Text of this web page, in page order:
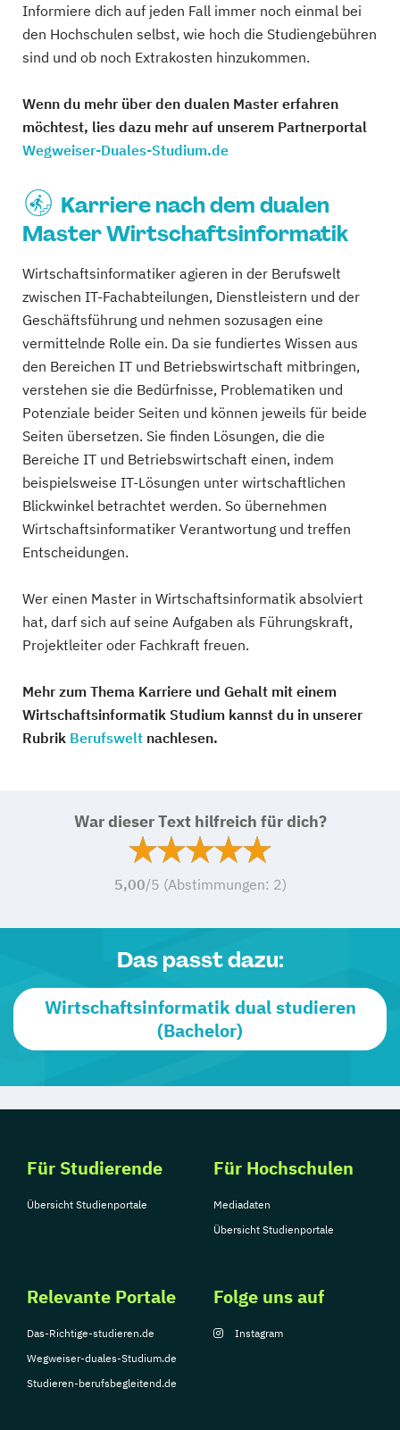
Informiere dich auf jeden Fall immer noch einmal bei
den Hochschulen selbst, wie hoch die Studiengebühren
sind und ob noch Extrakosten hinzukommen.
Wenn du mehr über den dualen Master erfahren
möchtest, lies dazu mehr auf unserem Partnerportal
Wegweiser-Duales-Studium.de
Karriere nach dem dualen
Master Wirtschaftsinformatik
Wirtschaftsinformatiker agieren in der Berufswelt
zwischen IT-Fachabteilungen, Dienstleistern und der
Geschäftsführung und nehmen sozusagen eine
vermittelnde Rolle ein. Da sie fundiertes Wissen aus
den Bereichen IT und Betriebswirtschaft mitbringen,
verstehen sie die Bedürfnisse, Problematiken und
Potenziale beider Seiten und können jeweils für beide
Seiten übersetzen. Sie finden Lösungen, die die
Bereiche IT und Betriebswirtschaft einen, indem
beispielsweise IT-Lösungen unter wirtschaftlichen
Blickwinkel betrachtet werden. So übernehmen
Wirtschaftsinformatiker Verantwortung und treffen
Entscheidungen.
Wer einen Master in Wirtschaftsinformatik absolviert
hat, darf sich auf seine Aufgaben als Führungskraft,
Projektleiter oder Fachkraft freuen.
Mehr zum Thema Karriere und Gehalt mit einem
Wirtschaftsinformatik Studium kannst du in unserer
Rubrik Berufswelt nachlesen.
War dieser Text hilfreich für dich?
5,00/5 (Abstimmungen: 2)
Das passt dazu:
Wirtschaftsinformatik dual studieren
(Bachelor)
Für Studierende
Übersicht Studienportale
Für Hochschulen
Mediadaten
Übersicht Studienportale
Relevante Portale
Das-Richtige-studieren.de
Wegweiser-duales-Studium.de
Studieren-berufsbegleitend.de
Folge uns auf
Instagram